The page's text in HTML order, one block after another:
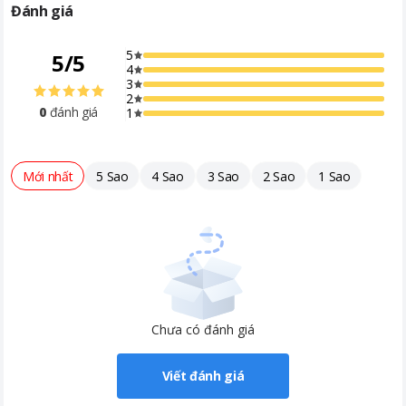
Đánh giá
5/5
0 đánh giá
5
4
3
2
1
Mới nhất 5 Sao 4 Sao 3 Sao 2 Sao 1 Sao
Chưa có đánh giá
Viết đánh giá